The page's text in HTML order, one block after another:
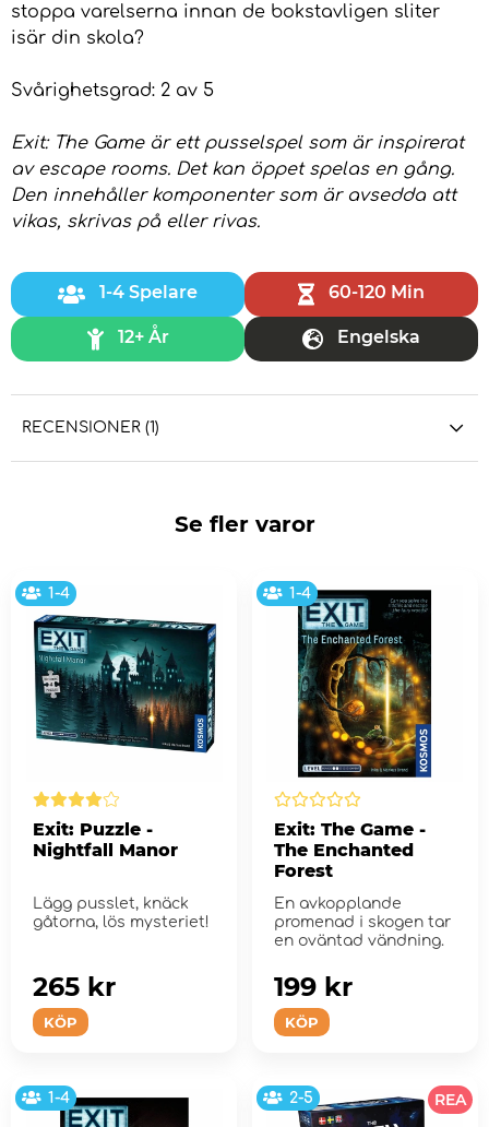
stoppa varelserna innan de bokstavligen sliter
isär din skola?
Svårighetsgrad: 2 av 5
Exit: The Game är ett pusselspel som är inspirerat
av escape rooms. Det kan öppet spelas en gång.
Den innehåller komponenter som är avsedda att
vikas, skrivas på eller rivas.
1-4 Spelare 60-120 Min
12+ År Engelska
RECENSIONER (1)
Se fler varor
1-4
Exit: Puzzle -
Nightfall Manor
Lägg pusslet, knäck
gåtorna, lös mysteriet!
KÖP
265 kr
1-4
Exit: The Game -
The Enchanted
Forest
En avkopplande
promenad i skogen tar
en oväntad vändning.
KÖP
199 kr
1-4 2-5 REA